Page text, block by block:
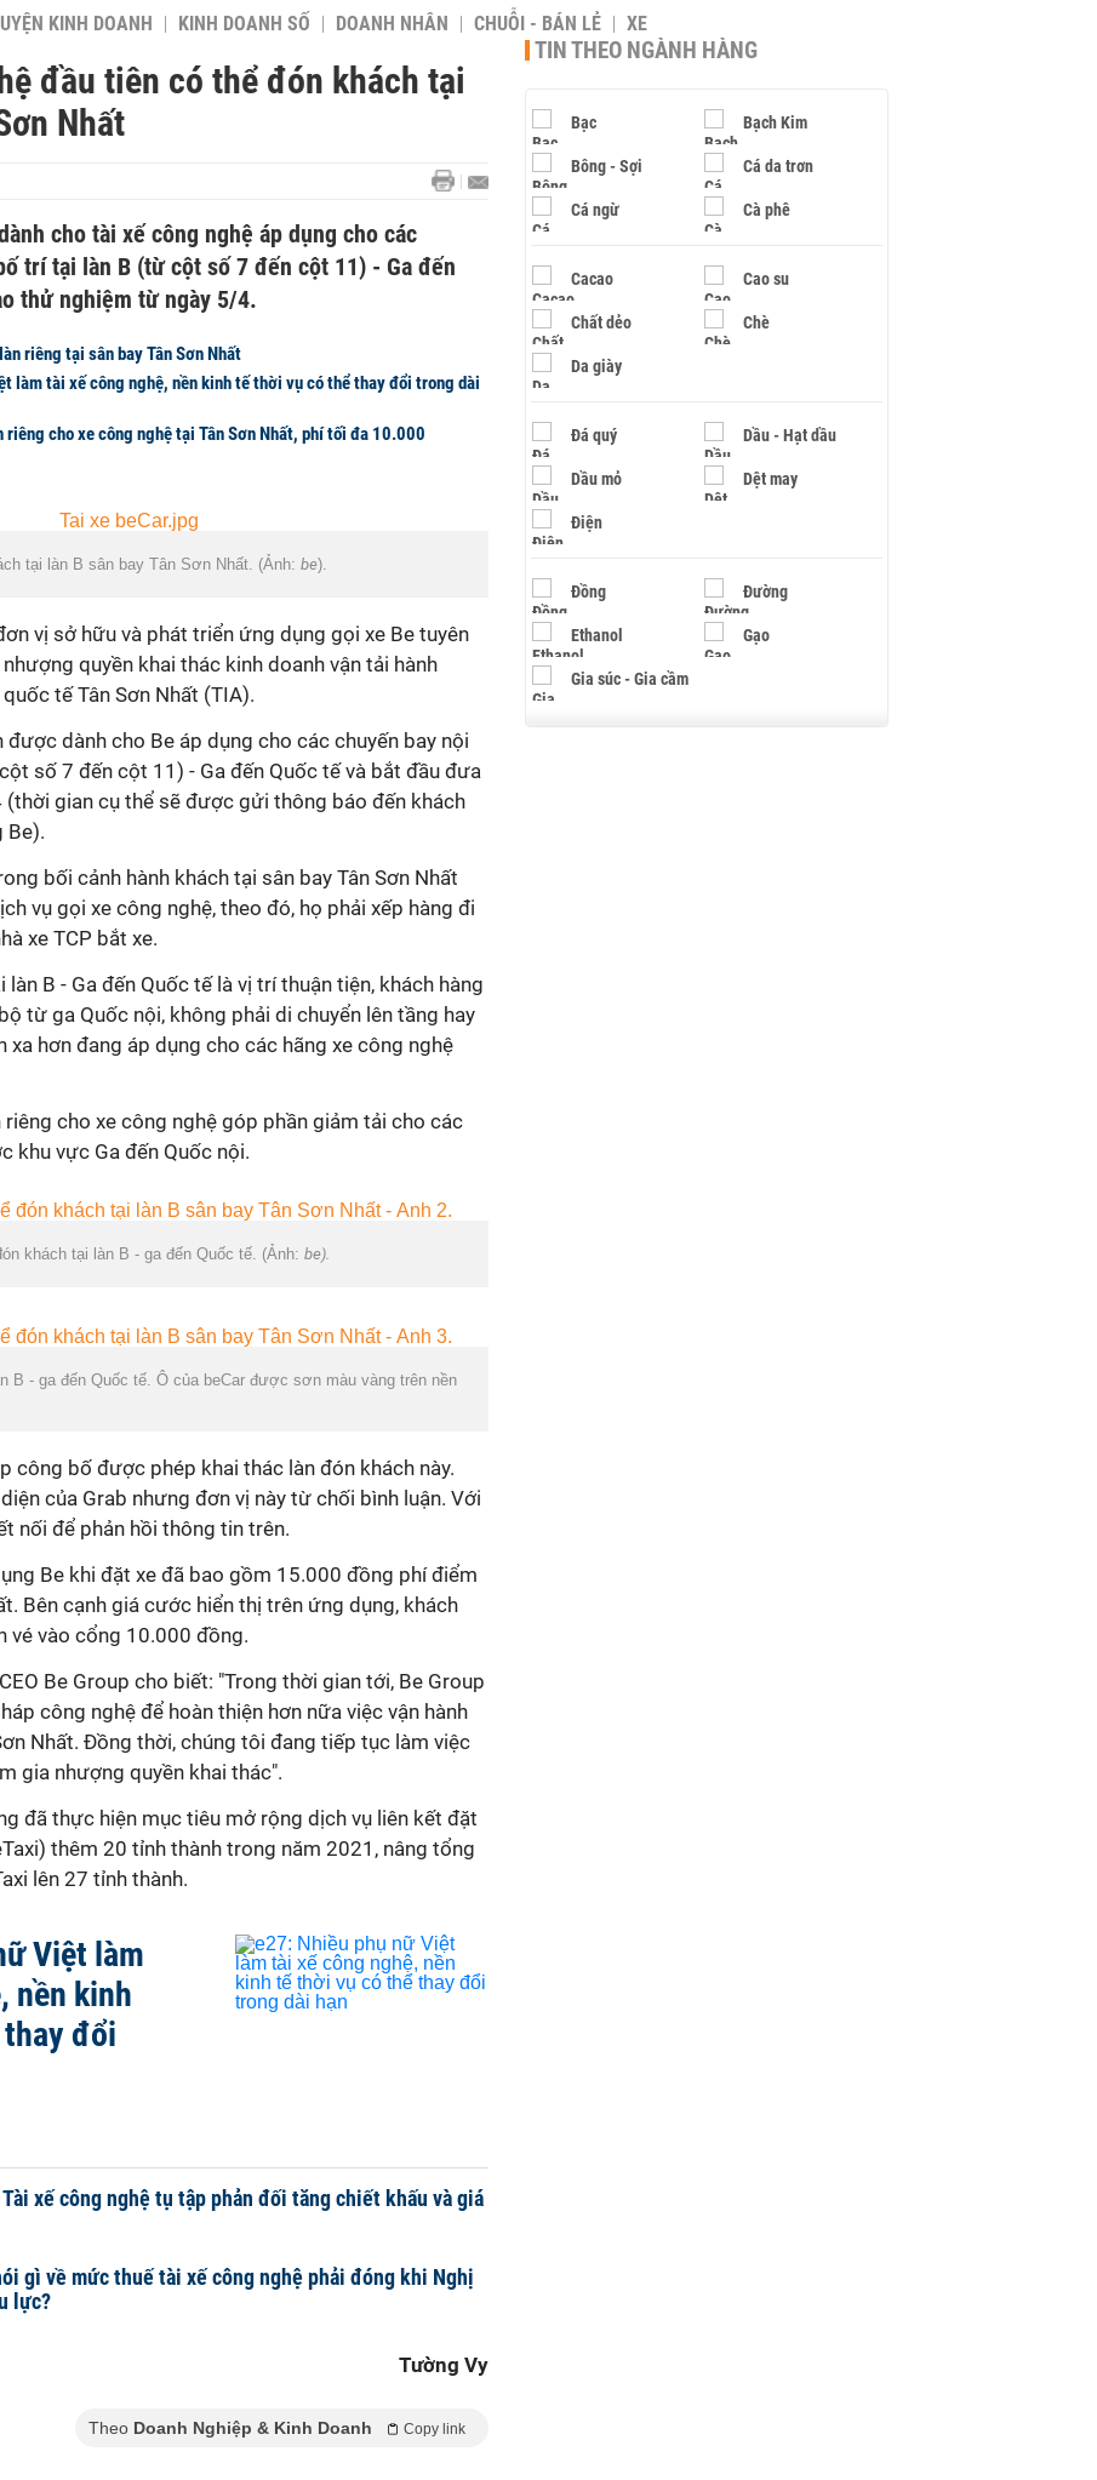
KINH DOANH KINH DOANH SỐ DOANH NHÂN CHUỖI - BÁN LẺ XE
đầu tiên có thể đón khách tại
Nhất
cho tài xế công nghệ áp dụng cho các
trí tại làn B (từ cột số 7 đến cột 11) - Ga đến
thử nghiệm từ ngày 5/4.
riêng tại sân bay Tân Sơn Nhất
làm tài xế công nghệ, nền kinh tế thời vụ có thể thay đổi trong dài
riêng cho xe công nghệ tại Tân Sơn Nhất, phí tối đa 10.000
tại làn B sân bay Tân Sơn Nhất. (Ảnh: be).
vị sở hữu và phát triển ứng dụng gọi xe Be tuyên
quyền khai thác kinh doanh vận tải hành
tế Tân Sơn Nhất (TIA).
dành cho Be áp dụng cho các chuyến bay nội
số 7 đến cột 11) - Ga đến Quốc tế và bắt đầu đưa
gian cụ thể sẽ được gửi thông báo đến khách
Be).
bối cảnh hành khách tại sân bay Tân Sơn Nhất
vụ gọi xe công nghệ, theo đó, họ phải xếp hàng đi
xe TCP bắt xe.
B - Ga đến Quốc tế là vị trí thuận tiện, khách hàng
từ ga Quốc nội, không phải di chuyển lên tầng hay
hơn đang áp dụng cho các hãng xe công nghệ
cho xe công nghệ góp phần giảm tải cho các
khu vực Ga đến Quốc nội.
khách tại làn B - ga đến Quốc tế. (Ảnh: be).
B - ga đến Quốc tế. Ô của beCar được sơn màu vàng trên nền
công bố được phép khai thác làn đón khách này.
của Grab nhưng đơn vị này từ chối bình luận. Với
nối để phản hồi thông tin trên.
Be khi đặt xe đã bao gồm 15.000 đồng phí điểm
Bên cạnh giá cước hiển thị trên ứng dụng, khách
vé vào cổng 10.000 đồng.
Be Group cho biết: "Trong thời gian tới, Be Group
công nghệ để hoàn thiện hơn nữa việc vận hành
Nhất. Đồng thời, chúng tôi đang tiếp tục làm việc
gia nhượng quyền khai thác".
đã thực hiện mục tiêu mở rộng dịch vụ liên kết đặt
thêm 20 tỉnh thành trong năm 2021, nâng tổng
lên 27 tỉnh thành.
Việt làm
nền kinh
đổi
xế công nghệ tụ tập phản đối tăng chiết khấu và giá
gì về mức thuế tài xế công nghệ phải đóng khi Nghị
lực?
Tường Vy
Theo Doanh Nghiệp & Kinh Doanh Copy link
TIN THEO NGÀNH HÀNG
Bạc Bạch Kim
Bông - Sợi Cá da trơn
Cá ngừ Cà phê
Cacao Cao su
Chất dẻo Chè
Da giày
Đá quý Dầu - Hạt dầu
Dầu mỏ Dệt may
Điện
Đồng Đường
Ethanol Gạo
Gia súc - Gia cầm